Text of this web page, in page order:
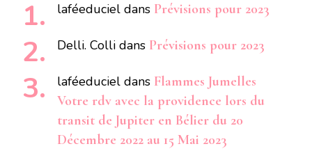
laféeduciel dans Prévisions pour 2023
Delli. Colli dans Prévisions pour 2023
laféeduciel dans Flammes Jumelles
Votre rdv avec la providence lors du
transit de Jupiter en Bélier du 20
Décembre 2022 au 15 Mai 2023